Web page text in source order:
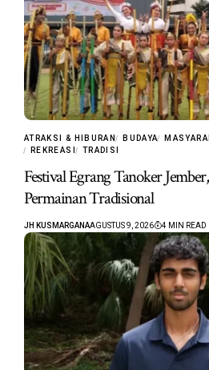
ATRAKSI & HIBURAN BUDAYA
REKREASI
TRADISI
Festival Egrang Tanoker
Permainan Tradisional
JH KUSMARGANAAGUSTUS 9, 2026 4 MIN READ